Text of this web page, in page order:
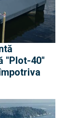
"Plot-40"